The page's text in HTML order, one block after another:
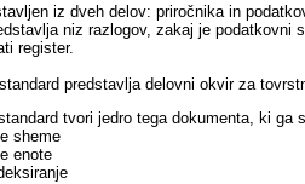
iz dveh delov: priročnika in
niz razlogov, zakaj je
register.
predstavlja delovni okvir za
tvori jedro tega dokumenta, ki ga
sheme
enote